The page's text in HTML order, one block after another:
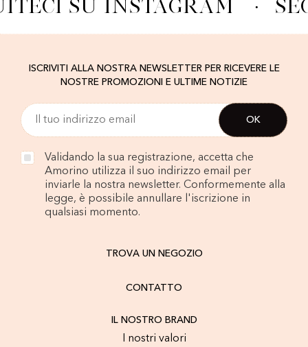
SU INSTAGRAM ·
ISCRIVITI ALLA NOSTRA NEWSLETTER PER RICEVERE LE
NOSTRE PROMOZIONI E ULTIME NOTIZIE
Validando la sua registrazione, accetta che
Amorino utilizza il suo indirizzo email per
inviarle la nostra newsletter. Conformemente alla
legge, è possibile annullare l'iscrizione in
qualsiasi momento.
TROVA UN NEGOZIO
CONTATTO
IL NOSTRO BRAND
I nostri valori